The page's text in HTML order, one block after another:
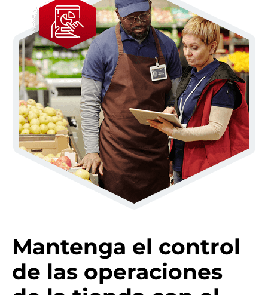
Mantenga el control
de las operaciones